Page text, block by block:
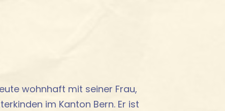
wohnhaft mit seiner Frau,
im Kanton Bern. Er ist